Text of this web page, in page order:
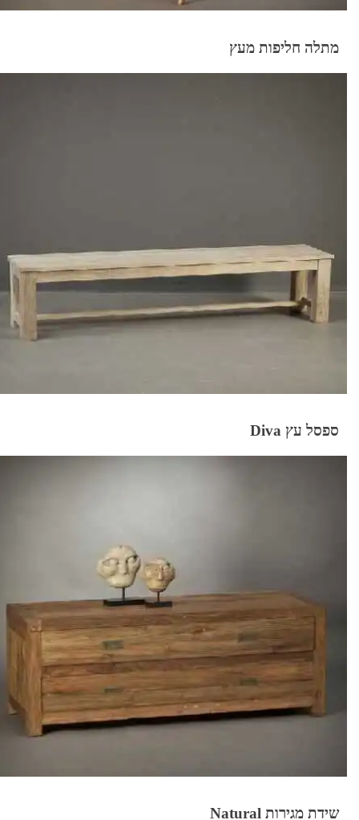
מתלה חליפות מעץ
ספסל עץ Diva
שידת מגירות Natural